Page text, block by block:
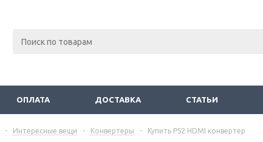
ОПЛАТА ДОСТАВКА СТАТЬИ
- Интересные вещи - Конвертеры - Купить PS2 HDMI конвертер